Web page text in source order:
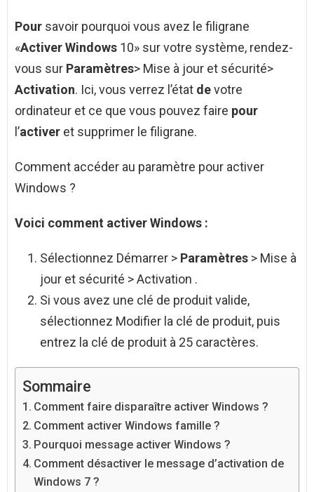
Pour savoir pourquoi vous avez le filigrane
«Activer Windows 10» sur votre système, rendez-
vous sur Paramètres> Mise à jour et sécurité>
Activation. Ici, vous verrez l’état devotre
ordinateur et ce que vous pouvez faire pour
l’activer et supprimer le filigrane.
Comment accéder au paramètre pour activer
Windows ?
Voici comment activer Windows :
Sélectionnez Démarrer > Paramètres > Mise à
jour et sécurité > Activation .
Si vous avez une clé de produit valide,
sélectionnez Modifier la clé de produit, puis
entrez la clé de produit à 25 caractères.
Sommaire
Comment faire disparaître activer Windows ?
Comment activer Windows famille ?
Pourquoi message activer Windows ?
Comment désactiver le message d’activation de
Windows 7 ?